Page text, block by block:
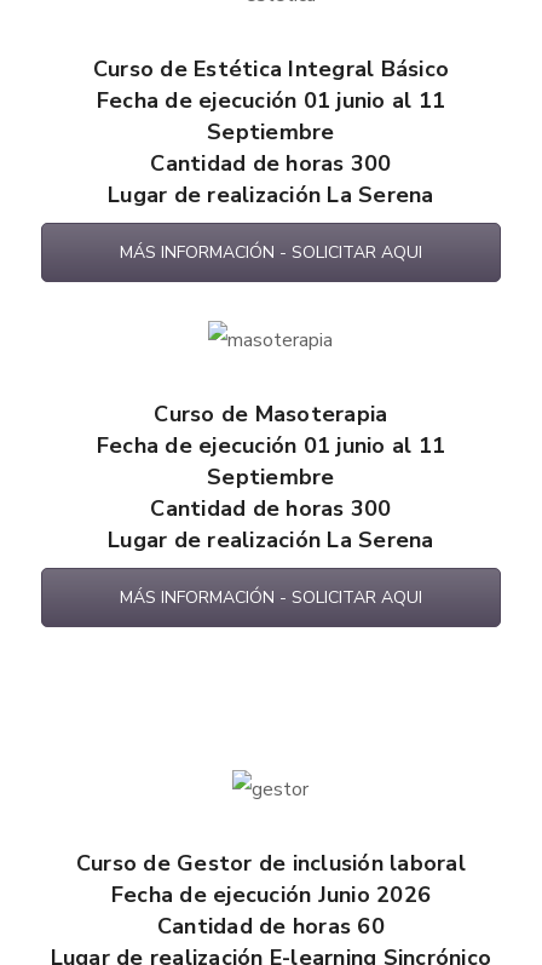
Curso de Estética Integral Básico
Fecha de ejecución 01 junio al 11
Septiembre
Cantidad de horas 300
Lugar de realización La Serena
MÁS INFORMACIÓN - SOLICITAR AQUI
Curso de Masoterapia
Fecha de ejecución 01 junio al 11
Septiembre
Cantidad de horas 300
Lugar de realización La Serena
MÁS INFORMACIÓN - SOLICITAR AQUI
Curso de Gestor de inclusión laboral
Fecha de ejecución Junio 2026
Cantidad de horas 60
Lugar de realización E-learning Sincrónico